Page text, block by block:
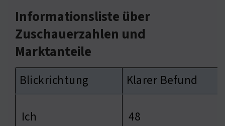
Informationsliste über
Zuschauerzahlen und
Marktanteile
Blickrichtung Klarer Befund
Ich 48